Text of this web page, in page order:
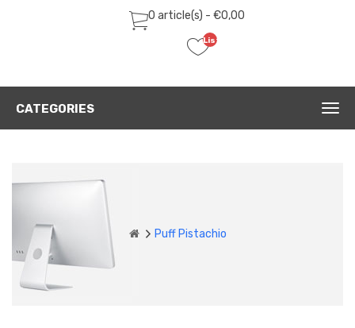
0 article(s) - €0,00
Liste
(0)
CATEGORIES
Puff Pistachio